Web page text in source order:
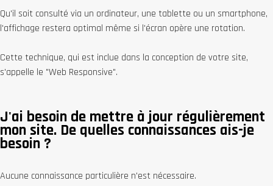
Qu'il soit consulté via un ordinateur, une tablette ou un smartphone,
l'affichage restera optimal même si l'écran opère une rotation.
Cette technique, qui est inclue dans la conception de votre site,
s'appelle le "Web Responsive".
J'ai besoin de mettre à jour régulièrement
mon site. De quelles connaissances ais-je
besoin ?
Aucune connaissance particulière n'est nécessaire.